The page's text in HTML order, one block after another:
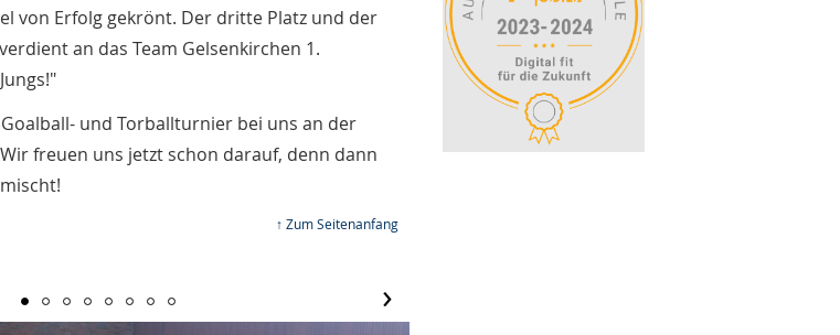
von Erfolg gekrönt. Der dritte Platz und der
an das Team Gelsenkirchen 1.
und Torballturnier bei uns an der
freuen uns jetzt schon darauf, denn dann
↑ Zum Seitenanfang
›